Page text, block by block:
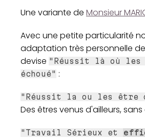
Une variante de Monsieur
Avec une petite particularité
adaptation très personnelle
devise "Réussit là où les
échoué" :
"Réussit la ou les être
Des êtres venus d'ailleurs,
"Travail Sérieux et